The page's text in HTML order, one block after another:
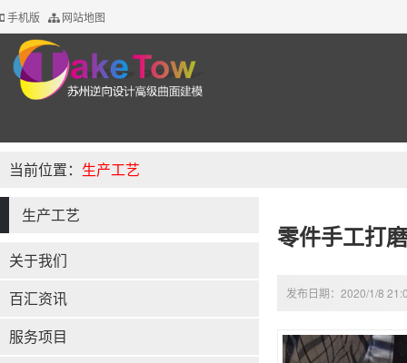
手机版 网站地图
当前位置： 生产工艺
生产工艺
关于我们
百汇资讯
服务项目
零件手工打
发布日期：2020/1/8